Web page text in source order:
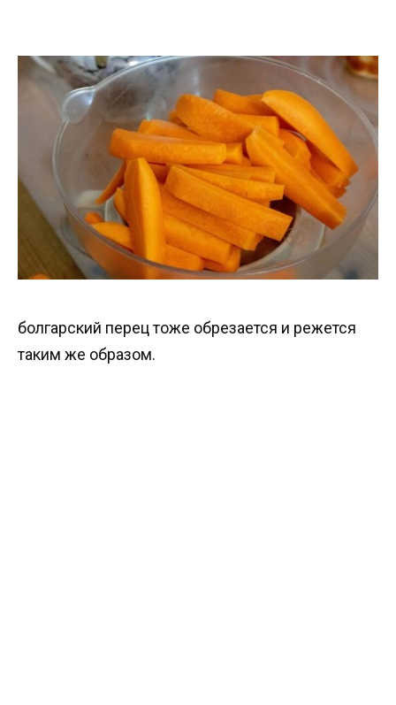
болгарский перец тоже обрезается и режется
таким же образом.